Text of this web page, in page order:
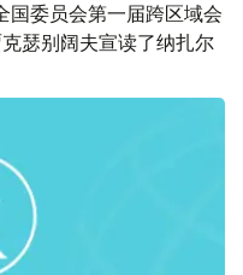
国委员会第一届跨区域会
瑟别阔夫宣读了纳扎尔